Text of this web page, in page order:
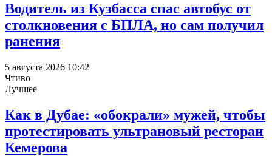
Водитель из Кузбасса спас автобус от
столкновения с БПЛА, но сам получил
ранения
5 августа 2026 10:42
Чтиво
Лучшее
Как в Дубае: «обокрали» мужей, чтобы
протестировать ультрановый ресторан
Кемерова